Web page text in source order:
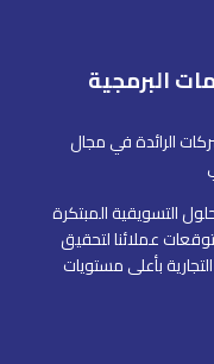
البرمجية
الرائدة في مجال
التسويقية المبتكرة
عملائنا لتحقيق
بأعلى مستويات